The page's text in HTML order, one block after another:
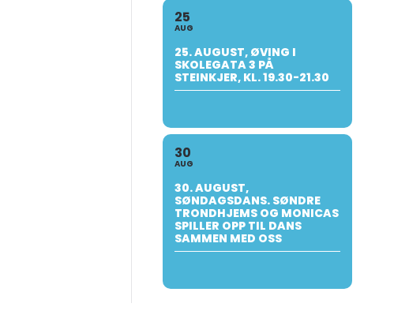
25
AUG
25. AUGUST, ØVING I
SKOLEGATA 3 PÅ
STEINKJER, KL. 19.30-21.30
30
AUG
30. AUGUST,
SØNDAGSDANS. SØNDRE
TRONDHJEMS OG MONICAS
SPILLER OPP TIL DANS
SAMMEN MED OSS